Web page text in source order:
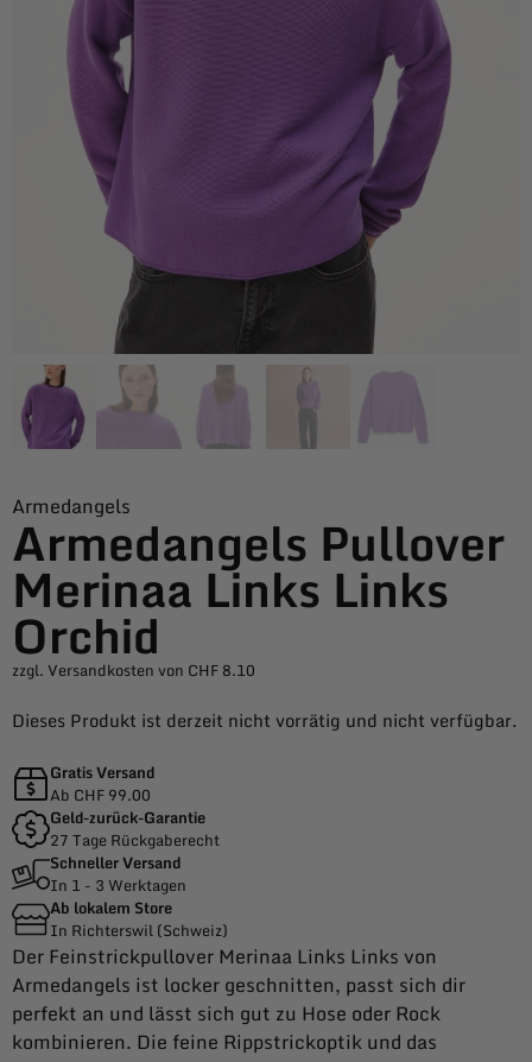
Armedangels
Armedangels Pullover
Merinaa Links Links
Orchid
zzgl. Versandkosten von CHF 8.10
Dieses Produkt ist derzeit nicht vorrätig und nicht verfügbar.
Gratis Versand
Ab CHF 99.00
Geld-zurück-Garantie
27 Tage Rückgaberecht
Schneller Versand
In 1 - 3 Werktagen
Ab lokalem Store
In Richterswil (Schweiz)
Der Feinstrickpullover Merinaa Links Links von
Armedangels ist locker geschnitten, passt sich dir
perfekt an und lässt sich gut zu Hose oder Rock
kombinieren. Die feine Rippstrickoptik und das